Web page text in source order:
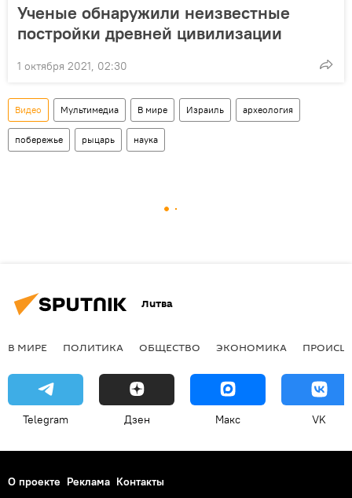
Ученые обнаружили неизвестные
постройки древней цивилизации
1 октября 2021, 02:30
Видео Мультимедиа В мире Израиль археология
побережье рыцарь наука
Литва
В МИРЕ ПОЛИТИКА ОБЩЕСТВО ЭКОНОМИКА
Telegram Дзен Макс VK
О проекте Реклама Контакты